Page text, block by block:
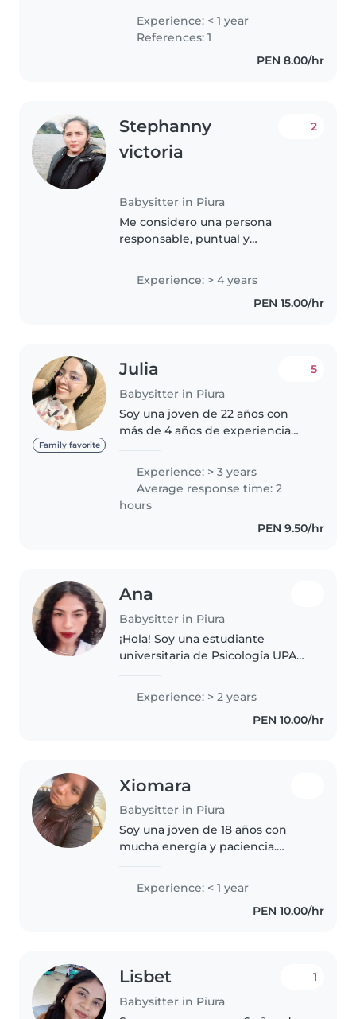
niños. Actualmente estudio para
ser docente de Educación
Primaria, por lo que priorizo la
Experience: < 1 year
References: 1
PEN 8.00/hr
Stephanny
victoria
Babysitter in Piura
2
Me considero una persona
responsable, puntual y
ayudar en tareas del hogar
relacionadas con los niños, como
la preparación de comidas, el
Experience: > 4 years
PEN 15.00/hr
Family favorite
Julia
Babysitter in Piura
5
Soy una joven de 22 años con
más de 4 años de experiencia
pequeños, preescolares y niños
de edad escolar. Soy
responsable, paciente y
amigable. Puedo ayudar con..
Experience: > 3 years
Average response time: 2
hours
PEN 9.50/hr
Ana
Babysitter in Piura
¡Hola! Soy una estudiante
universitaria de Psicología UPAO,
experiencia cuidando niños de
todas las edades, desde bebés
Experience: > 2 years
PEN 10.00/hr
Xiomara
Babysitter in Piura
Soy una joven de 18 años con
mucha energía y paciencia.
previa como niñera, me encanta
estar con niños de todas las
edades, desde bebés hasta
Experience: < 1 year
PEN 10.00/hr
Lisbet
Babysitter in Piura
1